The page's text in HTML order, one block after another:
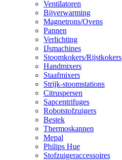
Ventilatoren
Bijverwarming
Magnetrons/Ovens
Pannen
Verlichting
IJsmachines
Stoomkokers/Rijstkokers
Handmixers
Staafmixers
Strijk-stoomstations
Citruspersen
Sapcentrifuges
Robotstofzuigers
Bestek
Thermoskannen
Mepal
Philips Hue
Stofzuigeraccessoires